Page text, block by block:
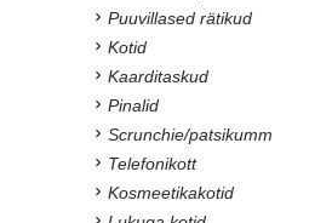
Puuvillased rätikud
Kotid
Kaarditaskud
Pinalid
Scrunchie/patsikumm
Telefonikott
Kosmeetikakotid